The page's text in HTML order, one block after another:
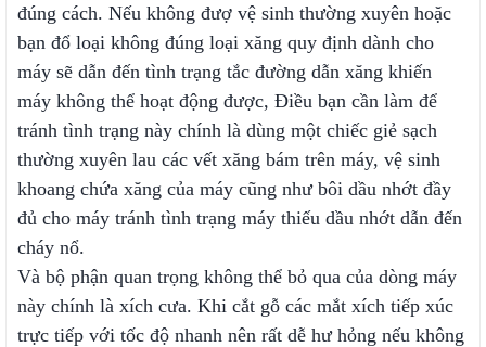
đúng cách. Nếu không đượ vệ sinh thường xuyên hoặc
bạn đổ loại không đúng loại xăng quy định dành cho
máy sẽ dẫn đến tình trạng tắc đường dẫn xăng khiến
máy không thể hoạt động được, Điều bạn cần làm để
tránh tình trạng này chính là dùng một chiếc giẻ sạch
thường xuyên lau các vết xăng bám trên máy, vệ sinh
khoang chứa xăng của máy cũng như bôi dầu nhớt đầy
đủ cho máy tránh tình trạng máy thiếu dầu nhớt dẫn đến
cháy nổ.
Và bộ phận quan trọng không thể bỏ qua của dòng máy
này chính là xích cưa. Khi cắt gỗ các mắt xích tiếp xúc
trực tiếp với tốc độ nhanh nên rất dễ hư hỏng nếu không